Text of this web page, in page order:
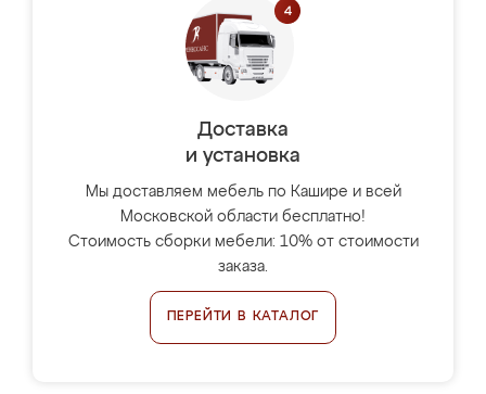
Доставка
и установка
Мы доставляем мебель по Кашире и всей
Московской области бесплатно!
Стоимость сборки мебели: 10% от стоимости
заказа.
ПЕРЕЙТИ В КАТАЛОГ